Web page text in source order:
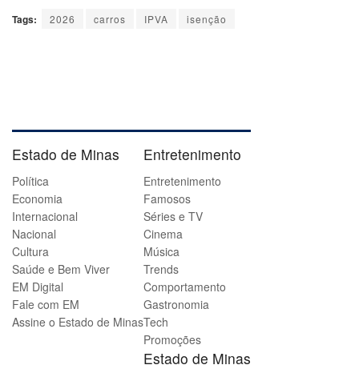
Tags: 2026 carros IPVA isenção
Estado de Minas
Política
Economia
Internacional
Nacional
Cultura
Saúde e Bem Viver
EM Digital
Fale com EM
Assine o Estado de Minas
Entretenimento
Entretenimento
Famosos
Séries e TV
Cinema
Música
Trends
Comportamento
Gastronomia
Tech
Promoções
Estado de Minas